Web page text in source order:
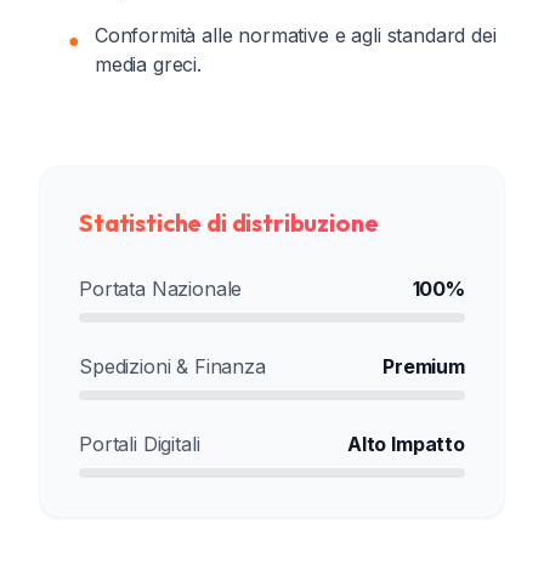
●
Conformità alle normative e agli standard dei
media greci.
Statistiche di distribuzione
Portata Nazionale 100%
Spedizioni & Finanza Premium
Portali Digitali Alto Impatto